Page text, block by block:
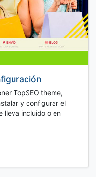
TopSEO theme,
y configurar el
lleva incluido o en